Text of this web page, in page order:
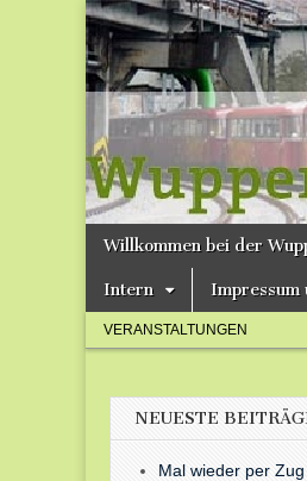
e.V.
Main
Skip
content
Willkommen bei der
Intern Impressum
Sub
menu
VERANSTALTUNGEN
NEUESTE
Mal wieder per